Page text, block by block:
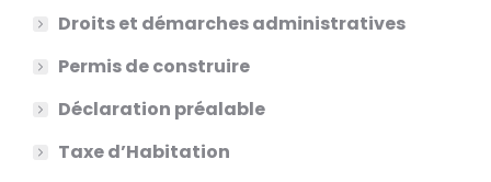
Droits et démarches administratives
Permis de construire
Déclaration préalable
Taxe d’Habitation